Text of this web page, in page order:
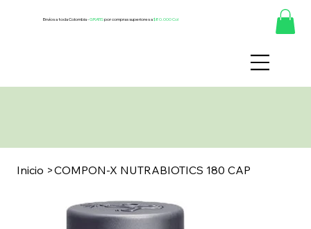
Envíos a toda Colombia -GRATISpor compras superiores a$80.000 Col
Inicio >COMPON-X NUTRABIOTICS 180 CAP